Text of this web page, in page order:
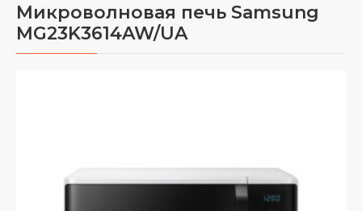
Микроволновая печь Samsung
MG23K3614AW/UA